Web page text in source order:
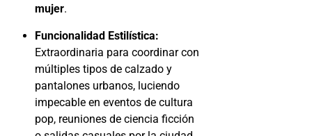
mujer.
Funcionalidad Estilística:
Extraordinaria para coordinar con
múltiples tipos de calzado y
pantalones urbanos, luciendo
impecable en eventos de cultura
pop, reuniones de ciencia ficción